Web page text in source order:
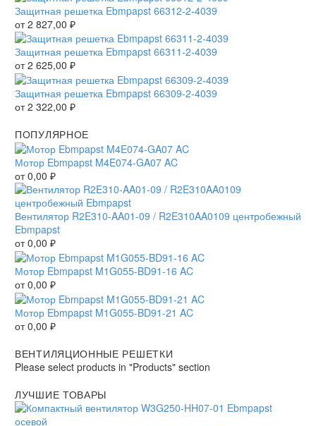
Защитная решетка Ebmpapst 66312-2-4039
от2 827,00 ₽
Защитная решетка Ebmpapst 66311-2-4039
от2 625,00 ₽
Защитная решетка Ebmpapst 66309-2-4039
от2 322,00 ₽
ПОПУЛЯРНОЕ
Мотор Ebmpapst M4E074-GA07 AC
от0,00 ₽
Вентилятор R2E310-AA01-09 / R2E310AA0109 центробежный
Ebmpapst
от0,00 ₽
Мотор Ebmpapst M1G055-BD91-16 AC
от0,00 ₽
Мотор Ebmpapst M1G055-BD91-21 AC
от0,00 ₽
ВЕНТИЛЯЦИОННЫЕ РЕШЕТКИ
Please select products in "Products" section
ЛУЧШИЕ ТОВАРЫ